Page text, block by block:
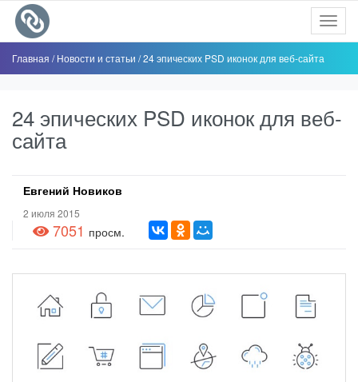
Главная /Новости и статьи /24 эпических PSD иконок для веб-сайта
24 эпических PSD иконок для веб-
сайта
Евгений Новиков
2 июля 2015
7051 просм.